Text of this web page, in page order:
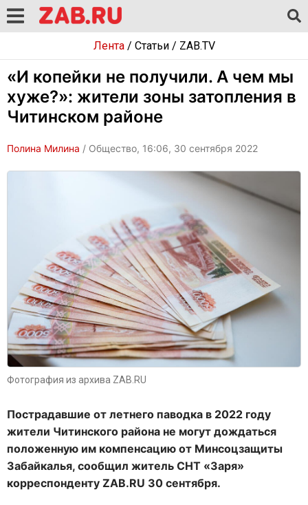
Лента/ Статьи/ ZAB.TV
«И копейки не получили. А чем мы
хуже?»: жители зоны затопления в
Читинском районе
Полина Милина / Общество, 16:06, 30 сентября 2022
Фотография из архива ZAB.RU
Пострадавшие от летнего паводка в 2022 году
жители Читинского района не могут дождаться
положенную им компенсацию от Минсоцзащиты
Забайкалья, сообщил житель СНТ «Заря»
корреспонденту ZAB.RU 30 сентября.